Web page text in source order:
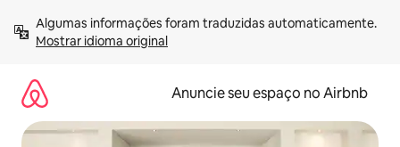
para
Mostrar idioma original
Anuncie seu espaço no Airbnb